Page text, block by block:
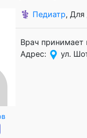
⚕️ Педиатр, Для
Врач принимает
Адрес:
ул.